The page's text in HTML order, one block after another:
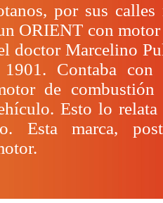
por sus
ORIENT con
doctor Marcelino
Contaba
de
Esto lo
Esta marca,